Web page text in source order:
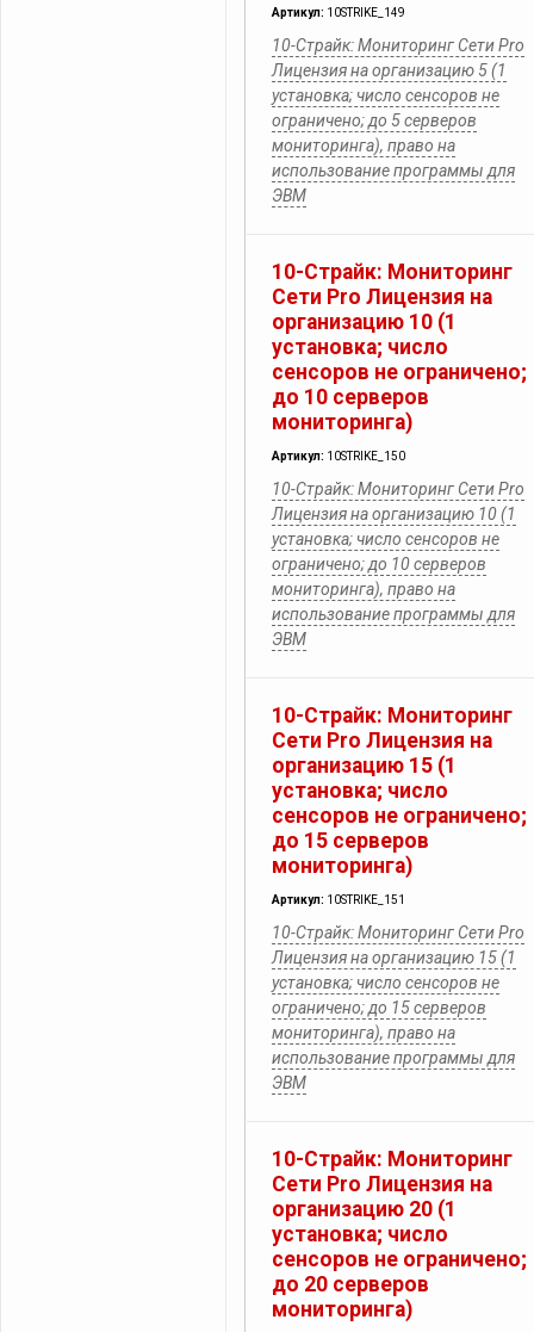
Артикул: 10STRIKE_149
10-Страйк: Мониторинг Сети Pro
Лицензия на организацию 5 (1
установка; число сенсоров не
ограничено; до 5 серверов
мониторинга), право на
использование программы для
ЭВМ
10-Страйк: Мониторинг
Сети Pro Лицензия на
организацию 10 (1
установка; число
сенсоров не ограничено;
до 10 серверов
мониторинга)
Артикул: 10STRIKE_150
10-Страйк: Мониторинг Сети Pro
Лицензия на организацию 10 (1
установка; число сенсоров не
ограничено; до 10 серверов
мониторинга), право на
использование программы для
ЭВМ
10-Страйк: Мониторинг
Сети Pro Лицензия на
организацию 15 (1
установка; число
сенсоров не ограничено;
до 15 серверов
мониторинга)
Артикул: 10STRIKE_151
10-Страйк: Мониторинг Сети Pro
Лицензия на организацию 15 (1
установка; число сенсоров не
ограничено; до 15 серверов
мониторинга), право на
использование программы для
ЭВМ
10-Страйк: Мониторинг
Сети Pro Лицензия на
организацию 20 (1
установка; число
сенсоров не ограничено;
до 20 серверов
мониторинга)